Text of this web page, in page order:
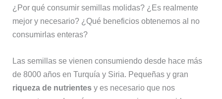
¿Por qué consumir semillas molidas? ¿Es realmente
mejor y necesario? ¿Qué beneficios obtenemos al no
consumirlas enteras?
Las semillas se vienen consumiendo desde hace más
de 8000 años en Turquía y Siria. Pequeñas y gran
riqueza de nutrientesy es necesario que nos